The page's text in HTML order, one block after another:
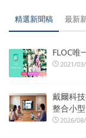
精選新聞稿 最新
FLOC唯
2021/
戴爾科
整合小
2026/